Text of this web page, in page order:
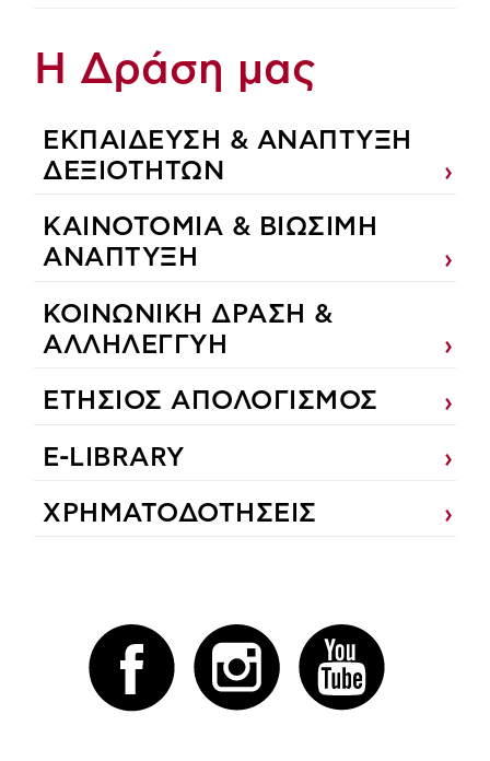
Η Δράση μας
ΕΚΠΑIΔΕΥΣΗ & ΑΝΑΠΤΥΞΗ
ΔΕΞΙΟΤΗΤΩΝ
ΚΑΙΝΟΤΟΜΙΑ & ΒΙΩΣΙΜΗ
ΑΝΑΠΤΥΞΗ
ΚΟΙΝΩΝΙΚΗ ΔΡΑΣΗ &
ΑΛΛΗΛΕΓΓΥΗ
ΕΤΗΣΙΟΣ ΑΠΟΛΟΓΙΣΜΟΣ
E-LIBRARY
ΧΡΗΜΑΤΟΔΟΤΗΣΕΙΣ